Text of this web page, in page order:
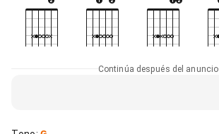
Continúa después del anuncio